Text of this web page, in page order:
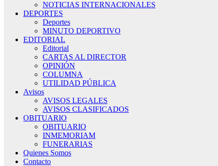
NOTICIAS INTERNACIONALES
DEPORTES
Deportes
MINUTO DEPORTIVO
EDITORIAL
Editorial
CARTAS AL DIRECTOR
OPINIÓN
COLUMNA
UTILIDAD PÚBLICA
Avisos
AVISOS LEGALES
AVISOS CLASIFICADOS
OBITUARIO
OBITUARIO
INMEMORIAM
FUNERARIAS
Quienes Somos
Contacto